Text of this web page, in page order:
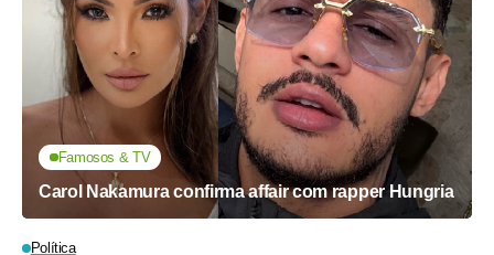
Famosos & TV
Carol Nakamura confirma affair com rapper Hungria
Política